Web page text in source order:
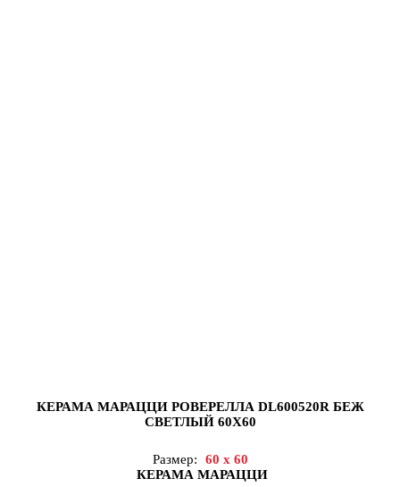
КЕРАМА МАРАЦЦИ РОВЕРЕЛЛА DL600520R БЕЖ
СВЕТЛЫЙ 60X60
Размер:
60 x 60
КЕРАМА МАРАЦЦИ